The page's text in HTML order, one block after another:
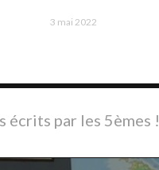
3 mai 2022
écrits par les 5èmes !